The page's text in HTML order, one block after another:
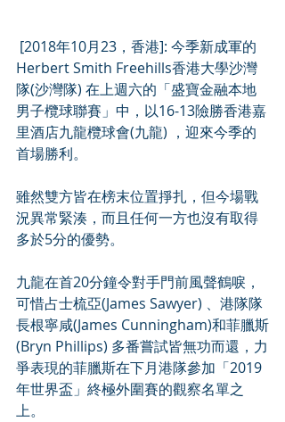
Herbert Smith Freehills香港大學沙灣
隊(沙灣隊) 在上週六的「盛寶金融本地
男子欖球聯賽」中，以16-13險勝香港嘉
里酒店九龍欖球會(九龍) ，迎來今季的
首場勝利。
雖然雙方皆在榜末位置掙扎，但今場戰
況異常緊湊，而且任何一方也沒有取得
多於5分的優勢。
九龍在首20分鐘令對手門前風聲鶴唳，
可惜占士梳亞(James Sawyer) 、港隊隊
長根寧咸(James Cunningham)和菲臘斯
(Bryn Phillips) 多番嘗試皆無功而還，力
爭表現的菲臘斯在下月港隊參加「2019
年世界盃」終極外圍賽的觀察名單之
上。